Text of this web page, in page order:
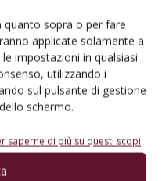
quanto sopra o per fare
applicate solamente a
impostazioni in qualsiasi
utilizzando i
sul pulsante di gestione
schermo.
saperne di più su questi scopi